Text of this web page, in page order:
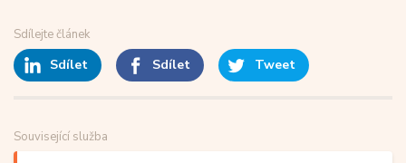
Sdílejte článek
Sdílet Sdílet Tweet
Související služba